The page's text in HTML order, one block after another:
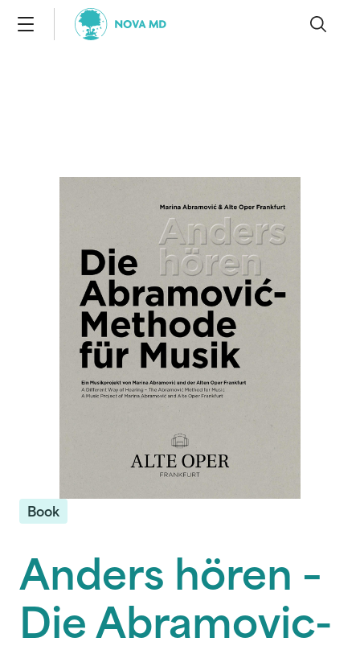
Book
Anders hören –
Die Abramovic-